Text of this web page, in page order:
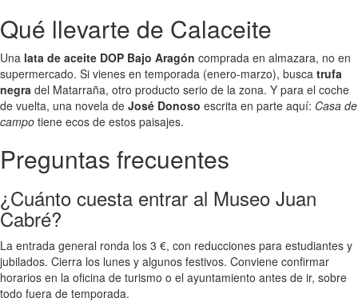
Qué llevarte de Calaceite
Una lata de aceite DOP Bajo Aragón comprada en almazara, no en
supermercado. Si vienes en temporada (enero-marzo), busca trufa
negra del Matarraña, otro producto serio de la zona. Y para el coche
de vuelta, una novela de José Donoso escrita en parte aquí: Casa de
campo tiene ecos de estos paisajes.
Preguntas frecuentes
¿Cuánto cuesta entrar al Museo Juan
Cabré?
La entrada general ronda los 3 €, con reducciones para estudiantes y
jubilados. Cierra los lunes y algunos festivos. Conviene confirmar
horarios en la oficina de turismo o el ayuntamiento antes de ir, sobre
todo fuera de temporada.